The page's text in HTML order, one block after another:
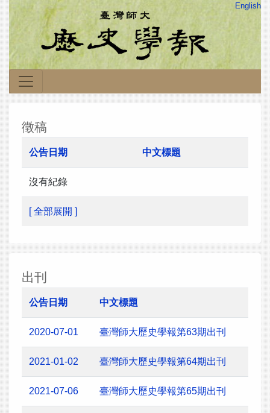
English
徵稿
公告日期 中文標題
沒有紀錄
[ 全部展開 ]
出刊
公告日期 中文標題
2020-07-01 臺灣師大歷史學報第63期出刊
2021-01-02 臺灣師大歷史學報第64期出刊
2021-07-06 臺灣師大歷史學報第65期出刊